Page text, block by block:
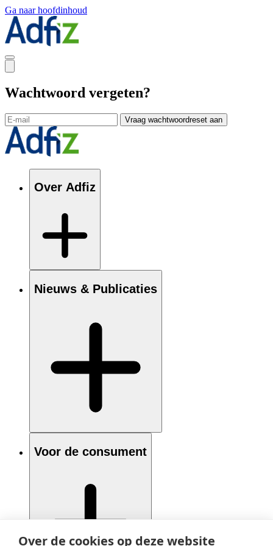
Over de cookies op deze website
Ga naar hoofdinhoud
Wachtwoord vergeten?
Vraag wachtwoordreset aan
Over Adfiz
Nieuws & Publicaties
Voor de consument